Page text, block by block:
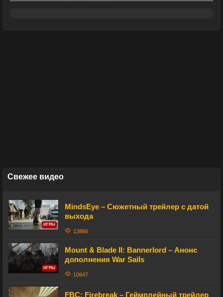
Свежее видео
ИГРЫ
MindsEye – Сюжетный трейлер с датой
выхода
13866
ИГРЫ
Mount & Blade II: Bannerlord – Анонс
дополнения War Sails
10647
FBC: Firebreak – Геймплейный трейлер